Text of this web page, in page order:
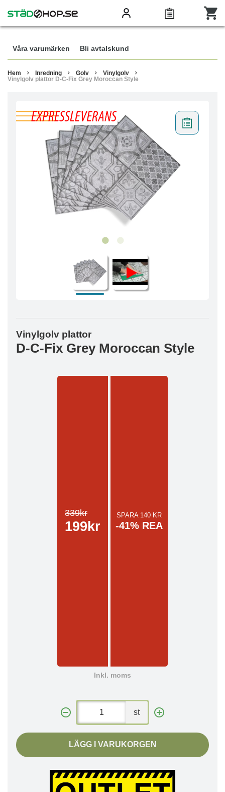
Våra varumärken Bli avtalskund
Hem Inredning Golv
Vinylgolv
Vinylgolv plattor D-C-Fix Grey Moroccan Style
Vinylgolv plattor
D-C-Fix Grey Moroccan Style
339kr
199kr
SPARA 140 KR
-41% REA
Inkl. moms
st
LÄGG I VARUKORGEN